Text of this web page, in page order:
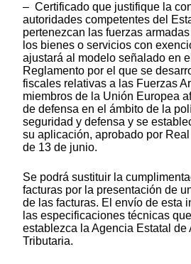
– Certificado que justifique la
autoridades competentes del
pertenezcan las fuerzas
los bienes o servicios con
ajustará al modelo señalado en
Reglamento por el que se
fiscales relativas a las Fuerzas
miembros de la Unión Europea
de defensa en el ámbito de la
seguridad y defensa y se
su aplicación, aprobado por
de 13 de junio.
Se podrá sustituir la
facturas por la presentación de
de las facturas. El envío de esta
las especificaciones técnicas
establezca la Agencia Estatal de
Tributaria.